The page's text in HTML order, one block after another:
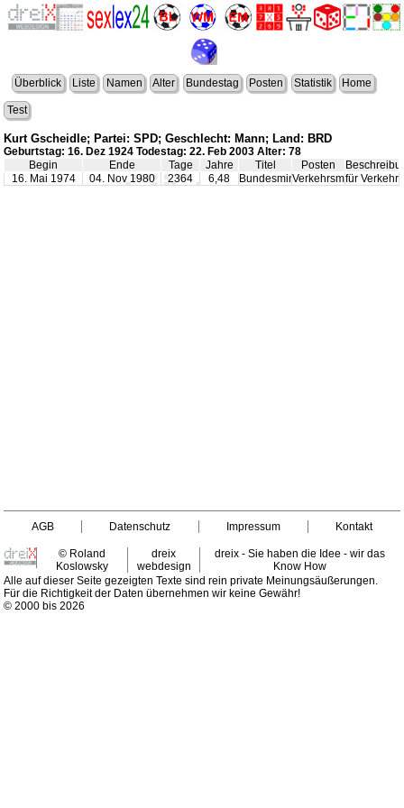
Überblick Liste Namen Alter Bundestag Posten Statistik Home
Test
Kurt Gscheidle; Partei: SPD; Geschlecht: Mann; Land: BRD
Geburtstag: 16. Dez 1924 Todestag: 22. Feb 2003 Alter: 78
Begin
Ende Tage Jahre Titel Posten
16. Mai 1974
04. Nov 1980 2364 6,48 BundesministerVerkehrsminister
für Verkehr
AGB Datenschutz Impressum Kontakt
© Roland
Koslowsky
dreix
webdesign
dreix - Sie haben die Idee - wir das
Know How
Alle auf dieser Seite gezeigten Texte sind rein private Meinungsäußerungen.
Für die Richtigkeit der Daten übernehmen wir keine Gewähr!
© 2000 bis 2026